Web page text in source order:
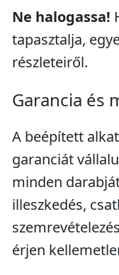
Ne halogassa!
tapasztalja,
részleteiről.
Garancia és
A beépített
garanciát
minden
illeszkedés,
érjen